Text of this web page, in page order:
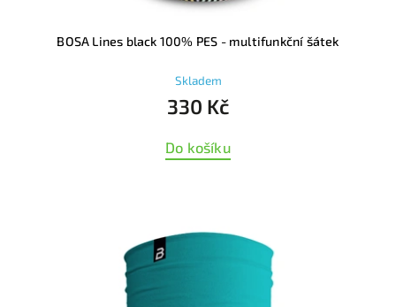
BOSA Lines black 100% PES - multifunkční šátek
Skladem
330 Kč
Do košíku